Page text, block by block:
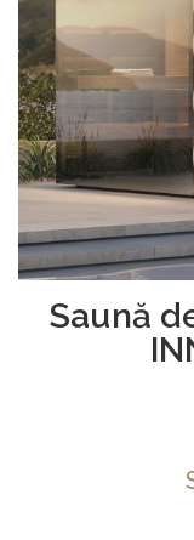
Saună